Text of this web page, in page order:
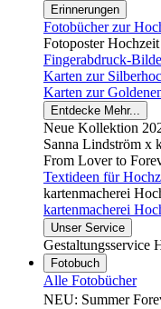
Erinnerungen
Fotobücher zur
Fotoposter Hochzeit
Fingerabdruck-
Karten zur
Karten zur
Entdecke Mehr...
Neue Kollektion
Sanna Lindström x
From Lover to
Textideen für
kartenmacherei
kartenmacherei
Unser Service
Gestaltungsservice
Fotobuch
Alle Fotobücher
NEU: Summer